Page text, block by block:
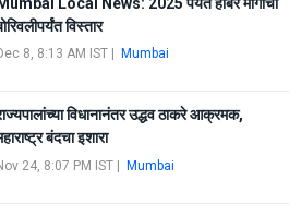
विस्तार
8, 8:13 AM IST| Mumbai
विधानानंतर उद्धव ठाकरे आक्रमक,
बंदचा इशारा
24, 8:07 PM IST| Mumbai